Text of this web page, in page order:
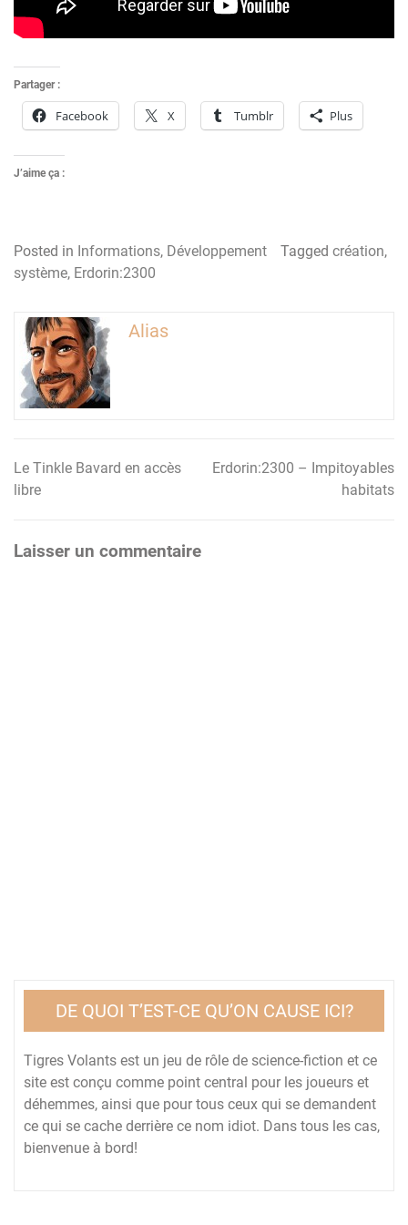
Partager :
Facebook X Tumblr Plus
J’aime ça :
Posted in Informations, Développement Tagged création,
système, Erdorin:2300
Alias
Navigation
l’article
Le Tinkle Bavard en accès
libre
Erdorin:2300 – Impitoyables
habitats
Laisser un commentaire
DE QUOI T’EST-CE QU’ON CAUSE ICI?
Tigres Volants est un jeu de rôle de science-fiction et ce
site est conçu comme point central pour les joueurs et
déhemmes, ainsi que pour tous ceux qui se demandent
ce qui se cache derrière ce nom idiot. Dans tous les cas,
bienvenue à bord!